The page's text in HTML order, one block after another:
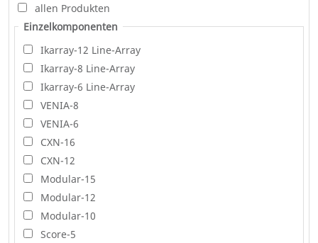
allen Produkten
Einzelkomponenten
Ikarray-12 Line-Array
Ikarray-8 Line-Array
Ikarray-6 Line-Array
VENIA-8
VENIA-6
CXN-16
CXN-12
Modular-15
Modular-12
Modular-10
Score-5